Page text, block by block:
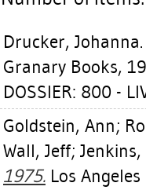
Drucker, Johanna
Granary Books,
DOSSIER: 800 -
Goldstein, Ann;
Wall, Jeff; Jenkins,
1975. Los